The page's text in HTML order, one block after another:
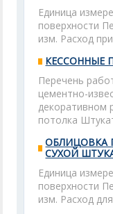
Единица
поверхности
изм. Расход
КЕССОННЫЕ
Перечень
цементно-
декоративном
потолка
ОБЛИЦОВКА
СУХОЙ
Единица
поверхности
изм. Расход